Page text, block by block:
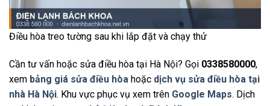
Điều hòa treo tường sau khi lắp đặt và chạy thử
Cần tư vấn hoặc sửa điều hòa tại Hà Nội? Gọi 0338580000,
xem bảng giá sửa điều hòa hoặc dịch vụ sửa điều hòa tại
nhà Hà Nội. Khu vực phục vụ xem trên Google Maps. Dịch